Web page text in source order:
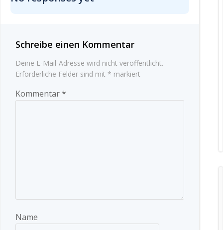
Schreibe einen Kommentar
Deine E-Mail-Adresse wird nicht veröffentlicht.
Erforderliche Felder sind mit * markiert
Kommentar*
Name